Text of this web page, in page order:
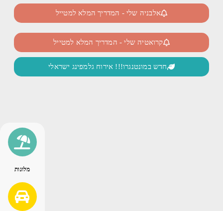
אלבניה שלי - המדריך המלא למטייל
קרואטיה שלי - המדריך המלא למטייל
חדש במונטנגרו!!! אירוח גלמפינג ישראלי
מלונות